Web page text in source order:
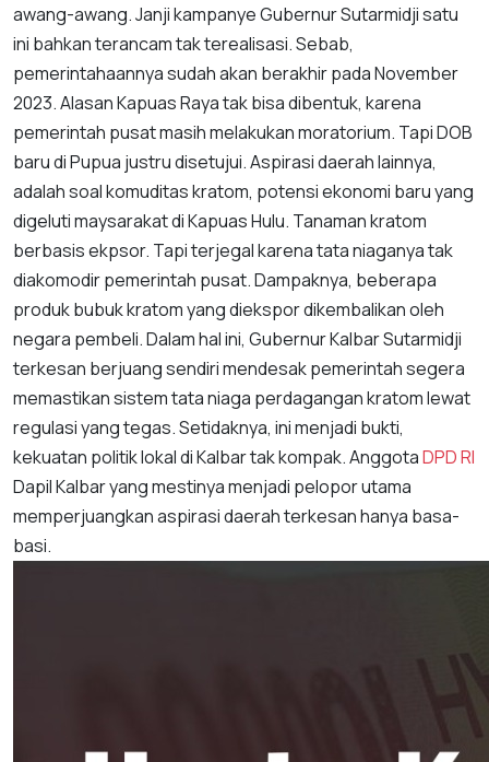
awang-awang. Janji kampanye Gubernur Sutarmidji satu
ini bahkan terancam tak terealisasi. Sebab,
pemerintahaannya sudah akan berakhir pada November
2023. Alasan Kapuas Raya tak bisa dibentuk, karena
pemerintah pusat masih melakukan moratorium. Tapi DOB
baru di Pupua justru disetujui. Aspirasi daerah lainnya,
adalah soal komuditas kratom, potensi ekonomi baru yang
digeluti maysarakat di Kapuas Hulu. Tanaman kratom
berbasis ekpsor. Tapi terjegal karena tata niaganya tak
diakomodir pemerintah pusat. Dampaknya, beberapa
produk bubuk kratom yang diekspor dikembalikan oleh
negara pembeli. Dalam hal ini, Gubernur Kalbar Sutarmidji
terkesan berjuang sendiri mendesak pemerintah segera
memastikan sistem tata niaga perdagangan kratom lewat
regulasi yang tegas. Setidaknya, ini menjadi bukti,
kekuatan politik lokal di Kalbar tak kompak. AnggotaDPD RI
Dapil Kalbar yang mestinya menjadi pelopor utama
memperjuangkan aspirasi daerah terkesan hanya basa-
basi.